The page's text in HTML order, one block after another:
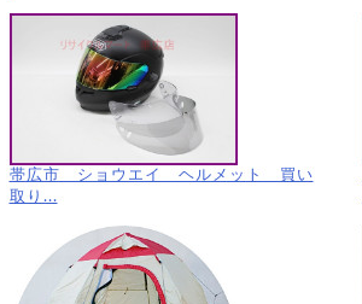
帯広市 ショウエイ ヘルメット 買い
取り...